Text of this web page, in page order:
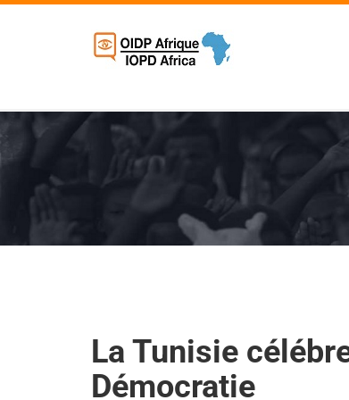
La Tunisie
Démocratie